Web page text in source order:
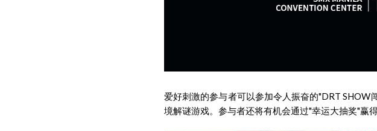
爱好刺激的参与者可以参加令人振奋的"DRT
境解谜游戏。参与者还将有机会通过"幸运大抽奖"赢